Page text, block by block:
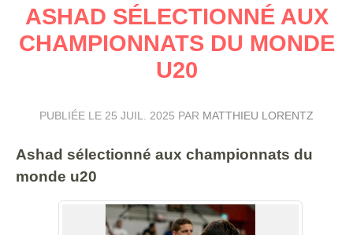
ASHAD SÉLECTIONNÉ AUX
CHAMPIONNATS DU MONDE
U20
PUBLIÉE LE 25 JUIL. 2025 PAR MATTHIEU LORENTZ
Ashad sélectionné aux championnats du
monde u20